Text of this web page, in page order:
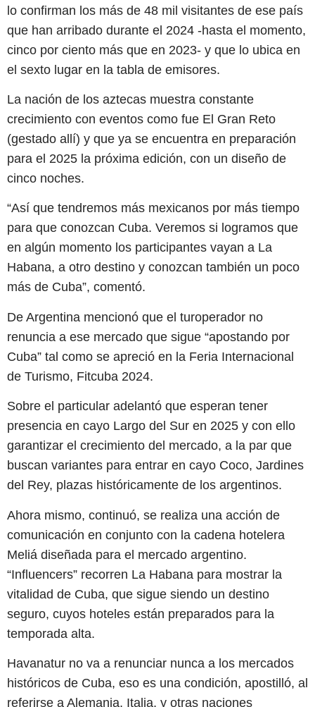
lo confirman los más de 48 mil visitantes de ese país
que han arribado durante el 2024 -hasta el momento,
cinco por ciento más que en 2023- y que lo ubica en
el sexto lugar en la tabla de emisores.
La nación de los aztecas muestra constante
crecimiento con eventos como fue El Gran Reto
(gestado allí) y que ya se encuentra en preparación
para el 2025 la próxima edición, con un diseño de
cinco noches.
“Así que tendremos más mexicanos por más tiempo
para que conozcan Cuba. Veremos si logramos que
en algún momento los participantes vayan a La
Habana, a otro destino y conozcan también un poco
más de Cuba”, comentó.
De Argentina mencionó que el turoperador no
renuncia a ese mercado que sigue “apostando por
Cuba” tal como se apreció en la Feria Internacional
de Turismo, Fitcuba 2024.
Sobre el particular adelantó que esperan tener
presencia en cayo Largo del Sur en 2025 y con ello
garantizar el crecimiento del mercado, a la par que
buscan variantes para entrar en cayo Coco, Jardines
del Rey, plazas históricamente de los argentinos.
Ahora mismo, continuó, se realiza una acción de
comunicación en conjunto con la cadena hotelera
Meliá diseñada para el mercado argentino.
“Influencers” recorren La Habana para mostrar la
vitalidad de Cuba, que sigue siendo un destino
seguro, cuyos hoteles están preparados para la
temporada alta.
Havanatur no va a renunciar nunca a los mercados
históricos de Cuba, eso es una condición, apostilló, al
referirse a Alemania, Italia, y otras naciones